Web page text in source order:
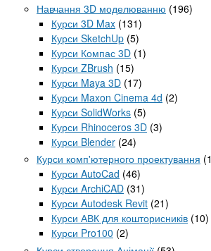
Навчання 3D моделюванню (196)
Курси 3D Max (131)
Курси SketchUp (5)
Курси Компас 3D (1)
Курси ZBrush (15)
Курси Maya 3D (17)
Курси Maxon Cinema 4d (2)
Курси SolidWorks (5)
Курси Rhinoceros 3D (3)
Курси Blender (24)
Курси комп'ютерного проектування
Курси AutoCad (46)
Курси ArchiCAD (31)
Курси Autodesk Revit (21)
Курси АВК для кошторисників (10)
Курси Pro100 (2)